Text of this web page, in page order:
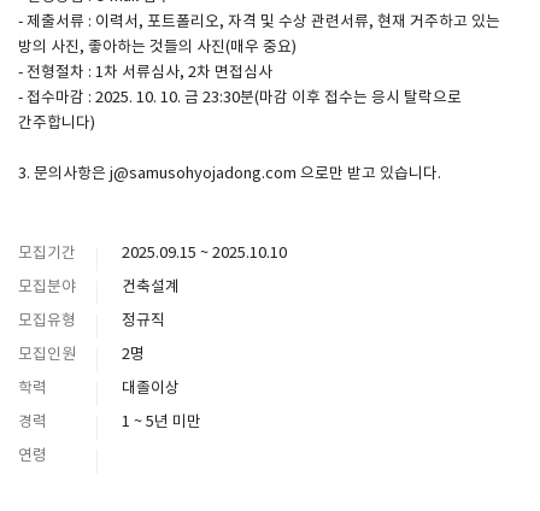
- 제출서류 : 이력서, 포트폴리오, 자격 및 수상 관련서류, 현재 거주하고 있는
방의 사진, 좋아하는 것들의 사진(매우 중요)
- 전형절차 : 1차 서류심사, 2차 면접심사
- 접수마감 : 2025. 10. 10. 금 23:30분(마감 이후 접수는 응시 탈락으로
간주합니다)
3. 문의사항은 j@samusohyojadong.com 으로만 받고 있습니다.
모집기간
2025.09.15 ~ 2025.10.10
모집분야
건축설계
모집유형
정규직
모집인원
2명
학력
대졸이상
경력
1 ~ 5년 미만
연령